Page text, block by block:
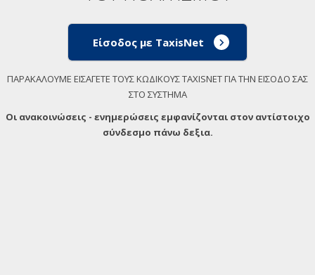
Είσοδος με TaxisNet
ΠΑΡΑΚΑΛΟΥΜΕ ΕΙΣΑΓΕΤΕ ΤΟΥΣ ΚΩΔΙΚΟΥΣ TAXISNET ΓΙΑ ΤΗΝ ΕΙΣΟΔΟ ΣΑΣ
ΣΤΟ ΣΥΣΤΗΜΑ
Οι ανακοινώσεις - ενημερώσεις εμφανίζονται στον αντίστοιχο
σύνδεσμο πάνω δεξια.